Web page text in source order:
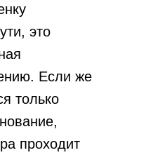
это
Если же
только
проходит